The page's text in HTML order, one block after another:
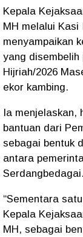
Kepala
MH melalui Kasi
menyampaikan
yang disembelih
Hijriah/2026
ekor kambing.
Ia menjelaskan,
bantuan dari
sebagai bentuk
antara
Serdangbedagai.
“Sementara
Kepala
MH, sebagai